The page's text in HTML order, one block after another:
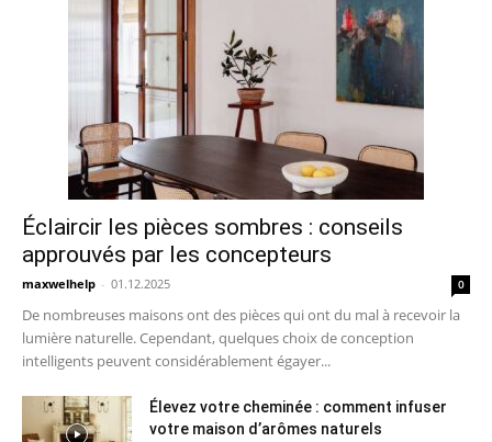
Éclaircir les pièces sombres : conseils
approuvés par les concepteurs
maxwelhelp - 01.12.2025 0
De nombreuses maisons ont des pièces qui ont du mal à recevoir la
lumière naturelle. Cependant, quelques choix de conception
intelligents peuvent considérablement égayer...
Élevez votre cheminée : comment infuser
votre maison d’arômes naturels